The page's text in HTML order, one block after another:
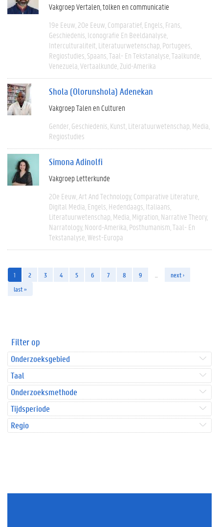
Vakgroep Vertalen, tolken en communicatie
19e Eeuw 20e Eeuw Comparatief Engels Frans
Geschiedenis Iconografie En Beeldanalyse
Interculturaliteit Literatuurwetenschap Portugees
Regiostudies Spaans Taal- En Tekstanalyse Taalkunde
Venezuela Vertaalkunde Zuid-Amerika
Shola (Olorunshola) Adenekan
Vakgroep Talen en Culturen
Gender Geschiedenis Kunst Literatuurwetenschap Media
Regiostudies
Simona Adinolfi
Vakgroep Letterkunde
20e Eeuw Art And Technology Comparative Literature
Digital Media Engels Hedendaags Italiaans
Literatuurwetenschap Media Migration Narrative Theory
Narratology Noord-Amerika Posthumanism Taal- En
Tekstanalyse West-Europa
1 2 3 4 5 6 7 8 9
next ›
last »
Filter op
Onderzoeksgebied
Taal
Onderzoeksmethode
Tijdsperiode
Regio